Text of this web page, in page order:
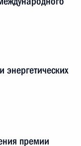
энергетических
премии